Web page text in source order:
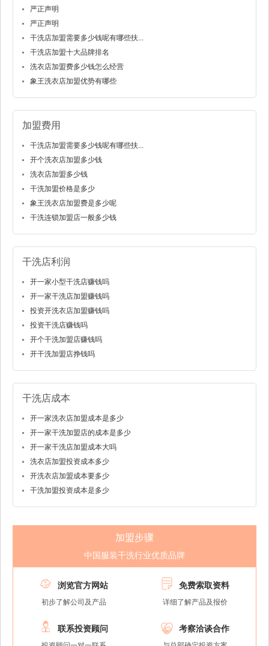
严正声明
严正声明
干洗店加盟需要多少钱呢有哪些扶...
干洗店加盟十大品牌排名
洗衣店加盟费多少钱怎么经营
象王洗衣店加盟优势有哪些
加盟费用
干洗店加盟需要多少钱呢有哪些扶...
开个洗衣店加盟多少钱
洗衣店加盟多少钱
干洗加盟价格是多少
象王洗衣店加盟费是多少呢
干洗连锁加盟店一般多少钱
干洗店利润
开一家小型干洗店赚钱吗
开一家干洗店加盟赚钱吗
投资开洗衣店加盟赚钱吗
投资干洗店赚钱吗
开个干洗加盟店赚钱吗
开干洗加盟店挣钱吗
干洗店成本
开一家洗衣店加盟成本是多少
开一家干洗加盟店的成本是多少
开一家干洗店加盟成本大吗
洗衣店加盟投资成本多少
开洗衣店加盟成本要多少
干洗加盟投资成本是多少
加盟步骤
中国服装干洗行业优质品牌
 浏览官方网站
初步了解公司及产品
 免费索取资料
详细了解产品及报价
 联系投资顾问  考察洽谈合作